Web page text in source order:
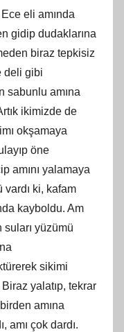
Ece eli amında
gidip dudaklarına
biraz tepkisiz
deli gibi
sabunlu amına
ikimizde de
ı okşamaya
öne
amını yalamaya
vardı ki, kafam
kayboldu. Am
suları yüzümü
sikimi
yalatıp, tekrar
amına
amı çok dardı.